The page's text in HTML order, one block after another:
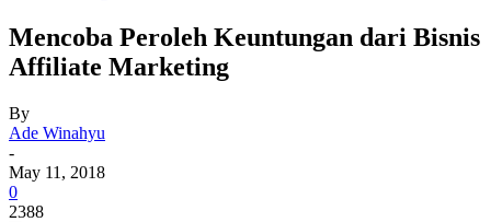
Mencoba Peroleh Keuntungan dari Bisnis
Affiliate Marketing
By
Ade Winahyu
-
May 11, 2018
0
2388